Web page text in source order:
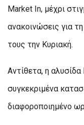
Market In, μέχρι
ανακοινώσεις για
τους την Κυριακή.
Αντίθετα, η
συγκεκριμένα
διαφοροποιημένο